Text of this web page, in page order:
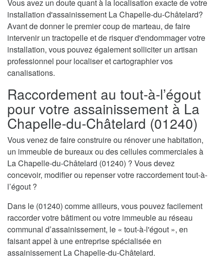
Vous avez un doute quant à la localisation exacte de votre
installation d'assainissement La Chapelle-du-Châtelard?
Avant de donner le premier coup de marteau, de faire
intervenir un tractopelle et de risquer d'endommager votre
installation, vous pouvez également solliciter un artisan
professionnel pour localiser et cartographier vos
canalisations.
Raccordement au tout-à-l’égout
pour votre assainissement à La
Chapelle-du-Châtelard (01240)
Vous venez de faire construire ou rénover une habitation,
un immeuble de bureaux ou des cellules commerciales à
La Chapelle-du-Châtelard (01240) ? Vous devez
concevoir, modifier ou repenser votre raccordement tout-à-
l’égout ?
Dans le (01240) comme ailleurs, vous pouvez facilement
raccorder votre bâtiment ou votre immeuble au réseau
communal d’assainissement, le « tout-à-l'égout », en
faisant appel à une entreprise spécialisée en
assainissement La Chapelle-du-Châtelard.